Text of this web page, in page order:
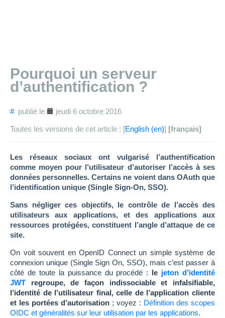
Pourquoi un serveur
d’authentification ?
#publié le jeudi 6 octobre 2016
Toutes les versions de cet article : [English ] [français]
Les réseaux sociaux ont vulgarisé l’authentification
comme moyen pour l’utilisateur d’autoriser l’accès à ses
données personnelles. Certains ne voient dans OAuth que
l’identification unique (Single Sign-On, SSO).
Sans négliger ces objectifs, le contrôle de l’accès des
utilisateurs aux applications, et des applications aux
ressources protégées, constituent l’angle d’attaque de ce
site.
On voit souvent en OpenID Connect un simple système de
connexion unique (Single Sign On, SSO), mais c’est passer à
côté de toute la puissance du procédé :
le jeton d’identité
JWT regroupe, de façon indissociable et infalsifiable,
l’identité de l’utilisateur final, celle de l’application cliente
et les portées d’autorisation ; voyez : Définition des scopes
OIDC et généralités sur leur utilisation par les applications.